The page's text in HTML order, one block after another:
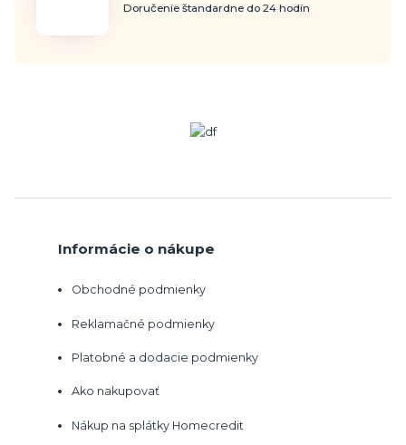
Doručenie štandardne do 24 hodín
Informácie o nákupe
Obchodné podmienky
Reklamačné podmienky
Platobné a dodacie podmienky
Ako nakupovať
Nákup na splátky Homecredit